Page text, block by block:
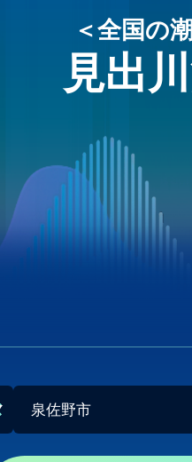
＜全国の
見出